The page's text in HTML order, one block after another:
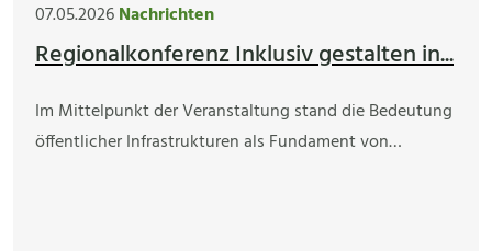
07.05.2026Nachrichten
Regionalkonferenz Inklusiv gestalten in...
Im Mittelpunkt der Veranstaltung stand die Bedeutung
öffentlicher Infrastrukturen als Fundament von…